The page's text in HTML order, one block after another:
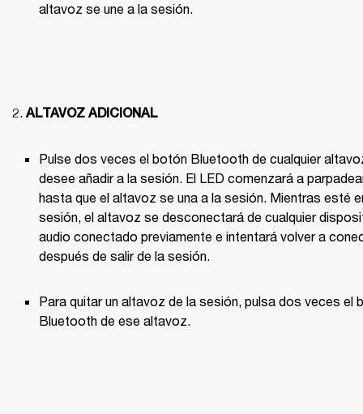
altavoz se une a la sesión.
ALTAVOZ ADICIONAL
Pulse dos veces el botón Bluetooth de cualquier
desee añadir a la sesión. El LED comenzará a
hasta que el altavoz se una a la sesión. Mientras esté
sesión, el altavoz se desconectará de cualquier
audio conectado previamente e intentará volver a
después de salir de la sesión.
Para quitar un altavoz de la sesión, pulsa dos veces el
Bluetooth de ese altavoz.